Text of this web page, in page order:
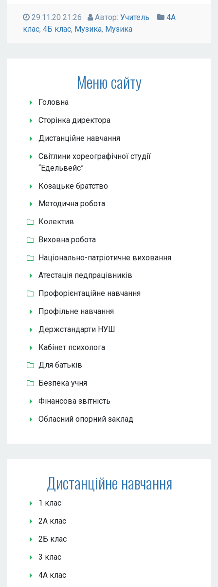
29.11.20 21:26 Автор: Учитель
4А
клас, 4Б клас, Музика, Музика
Меню сайту
Головна
Сторінка директора
Дистанційне навчання
Світлини хореографічної студії
“Едельвейс”
Козацьке братство
Методична робота
Колектив
Виховна робота
Національно-патріотичне виховання
Атестація педпрацівників
Профорієнтаційне навчання
Профільне навчання
Держстандарти НУШ
Кабінет психолога
Для батьків
Безпека учня
Фінансова звітність
Обласний опорний заклад
Дистанційне навчання
1 клас
2А клас
2Б клас
3 клас
4А клас